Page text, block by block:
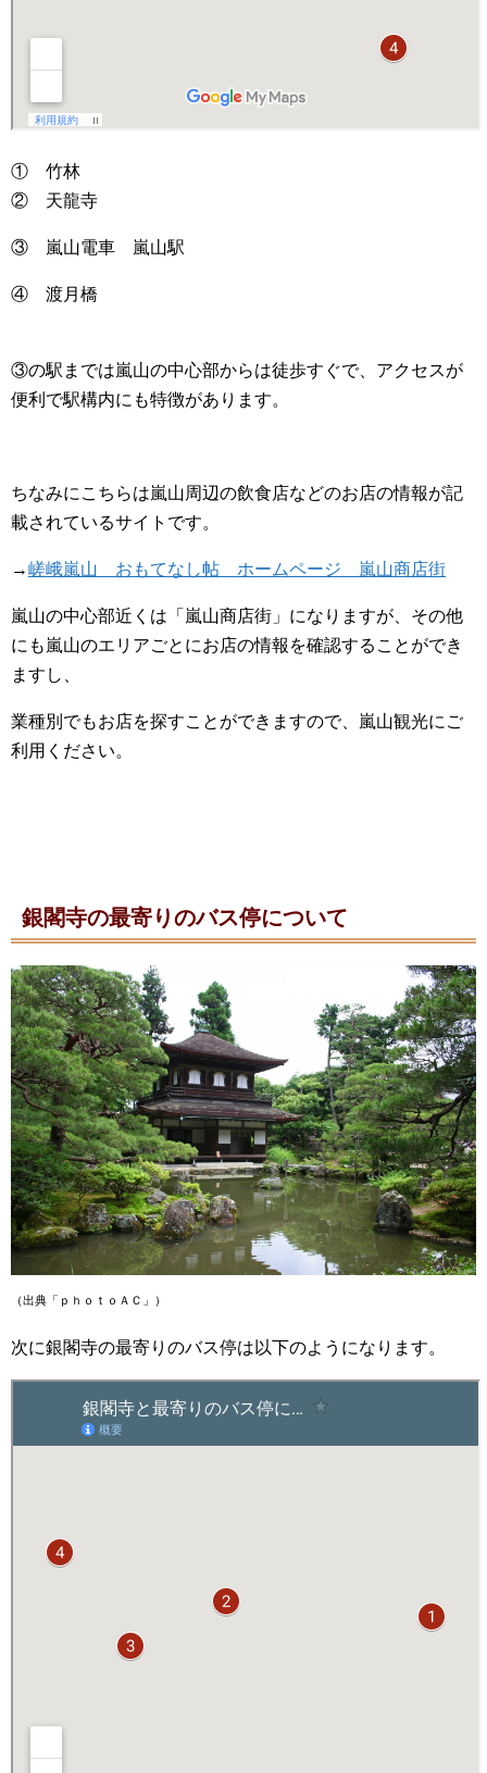
① 竹林
② 天龍寺
③ 嵐山電車 嵐山駅
④ 渡月橋
③の駅までは嵐山の中心部からは徒歩すぐで、アクセスが
便利で駅構内にも特徴があります。
ちなみにこちらは嵐山周辺の飲食店などのお店の情報が記
載されているサイトです。
→嵯峨嵐山 おもてなし帖 ホームページ 嵐山商店街
嵐山の中心部近くは「嵐山商店街」になりますが、その他
にも嵐山のエリアごとにお店の情報を確認することができ
ますし、
業種別でもお店を探すことができますので、嵐山観光にご
利用ください。
銀閣寺の最寄りのバス停について
（出典「ｐｈｏｔｏＡＣ」）
次に銀閣寺の最寄りのバス停は以下のようになります。